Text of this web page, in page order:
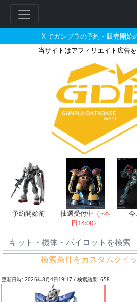
X でガンプラの予約・販売開始
当サイトはアフィリエイト広告を
MG 1/100 ガンダム
予約開始前 抽選受付中 （~本
日14:00）
今
検索条件をカスタムクイ
更新日時: 2026年8月4日19:17 / 検索結果: 658